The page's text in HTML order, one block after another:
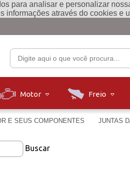
para analisar e personalizar
informações através do cookies e
Motor Freio
E SEUS COMPONENTES JUNTAS
Buscar